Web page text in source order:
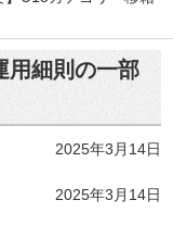
用細則の一部
2025年3月14日
2025年3月14日